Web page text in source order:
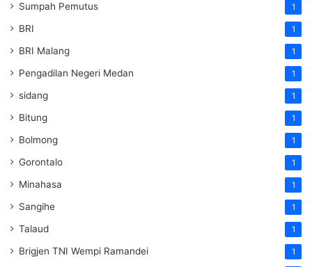
Sumpah Pemutus 1
BRI 1
BRI Malang 1
Pengadilan Negeri Medan 1
sidang 1
Bitung 1
Bolmong 1
Gorontalo 1
Minahasa 1
Sangihe 1
Talaud 1
Brigjen TNI Wempi Ramandei 1